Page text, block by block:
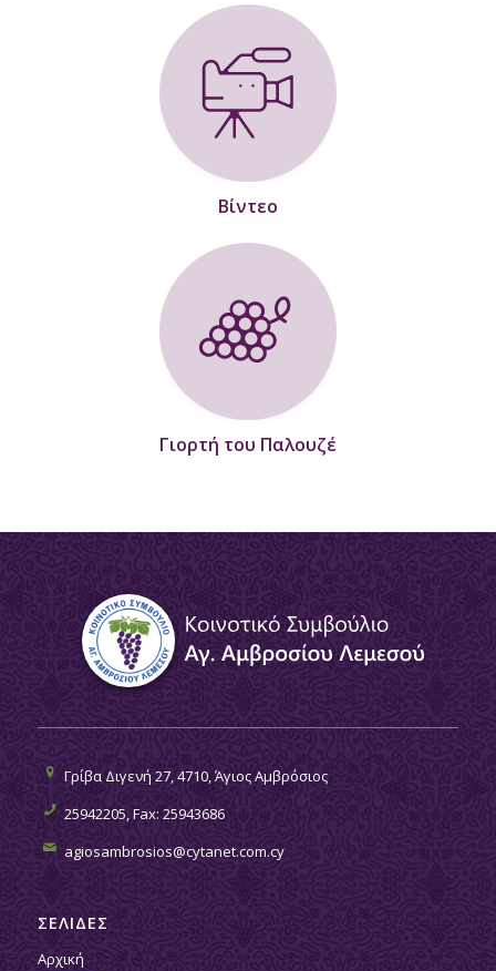
Βίντεο
Γιορτή του Παλουζέ
Γρίβα Διγενή 27, 4710, Άγιος Αμβρόσιος
25942205, Fax: 25943686
agiosambrosios@cytanet.com.cy
ΣΕΛΙΔΕΣ
Αρχική